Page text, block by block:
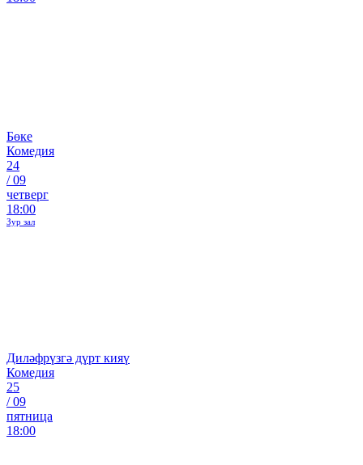
Бөке
Комедия
24
/09
четверг
18:00
Зур зал
Диләфрүзгә дүрт кияү
Комедия
25
/09
пятница
18:00